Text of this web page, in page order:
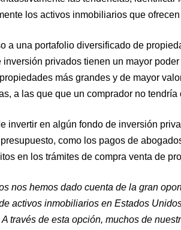
los activos inmobiliarios que
a una portafolio diversificado de
inversión privados tienen un mayor
más grandes y de mayor
a las que que un comprador no tendría
invertir en algún fondo de inversión
como los pagos de
en los trámites de compra venta de
nos hemos dado cuenta de la gran
activos inmobiliarios en Estados
través de esta opción, muchos de